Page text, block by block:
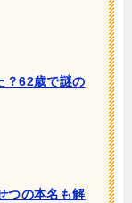
？62歳で謎の
つの本名も解